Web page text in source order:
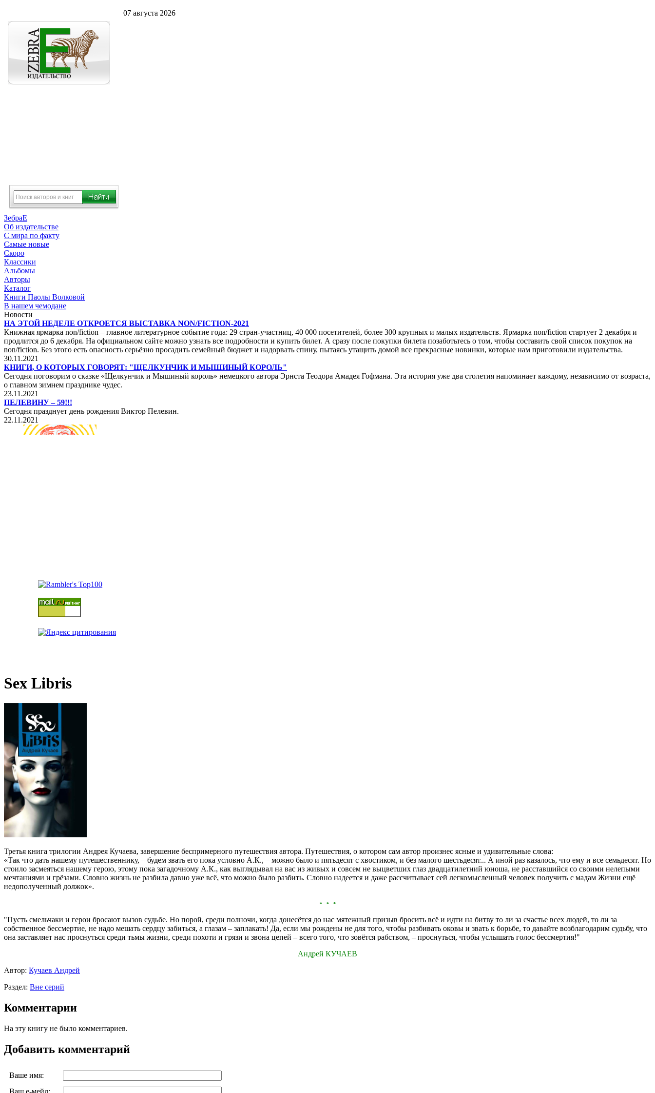
07 августа 2026
ЗебраЕ
Об издательстве
С мира по факту
Самые новые
Скоро
Классики
Альбомы
Авторы
Каталог
Книги Паолы Волковой
В нашем чемодане
Новости
НА ЭТОЙ НЕДЕЛЕ ОТКРОЕТСЯ ВЫСТАВКА NON/FICTION-2021
Книжная ярмарка non/fiction – главное литературное событие года: 29 стран-участниц, 40 000 посетителей, более 300 крупных и малых издательств. Ярмарка non/fiction стартует 2 декабря и
продлится до 6 декабря. На официальном сайте можно узнать все подробности и купить билет. А сразу после покупки билета позаботьтесь о том, чтобы составить свой список покупок на
non/fiction. Без этого есть опасность серьёзно просадить семейный бюджет и надорвать спину, пытаясь утащить домой все прекрасные новинки, которые нам приготовили издательства.
30.11.2021
КНИГИ, О КОТОРЫХ ГОВОРЯТ: "ЩЕЛКУНЧИК И МЫШИНЫЙ КОРОЛЬ"
Сегодня поговорим о сказке «Щелкунчик и Мышиный король» немецкого автора Эрнста Теодора Амадея Гофмана. Эта история уже два столетия напоминает каждому, независимо от возраста,
о главном зимнем празднике чудес.
23.11.2021
ПЕЛЕВИНУ – 59!!!
Сегодня празднует день рождения Виктор Пелевин.
22.11.2021
Sex Libris
Третья книга трилогии Андрея Кучаева, завершение беспримерного путешествия автора. Путешествия, о котором сам автор произнес ясные и удивительные слова:
«Так что дать нашему путешественнику, – будем звать его пока условно А.К., – можно было и пятьдесят с хвостиком, и без малого шестьдесят... А иной раз казалось, что ему и все семьдесят. Но
стоило засмеяться нашему герою, этому пока загадочному А.К., как выглядывал на вас из живых и совсем не выцветших глаз двадцатилетний юноша, не расставшийся со своими нелепыми
мечтаниями и грёзами. Словно жизнь не разбила давно уже всё, что можно было разбить. Словно надеется и даже рассчитывает сей легкомысленный человек получить с мадам Жизни ещё
недополученный должок».
* * *
"Пусть смельчаки и герои бросают вызов судьбе. Но порой, среди полночи, когда донесётся до нас мятежный призыв бросить всё и идти на битву то ли за счастье всех людей, то ли за
собственное бессмертие, не надо мешать сердцу забиться, а глазам – заплакать! Да, если мы рождены не для того, чтобы разбивать оковы и звать к борьбе, то давайте возблагодарим судьбу, что
она заставляет нас проснуться среди тьмы жизни, среди похоти и грязи и звона цепей – всего того, что зовётся рабством, – проснуться, чтобы услышать голос бессмертия!"
Андрей КУЧАЕВ
Автор: Кучаев Андрей
Раздел: Вне серий
Комментарии
На эту книгу не было комментариев.
Добавить комментарий
Ваше имя: